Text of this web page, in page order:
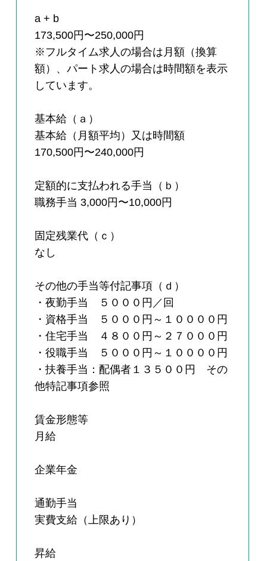
a + b
173,500円〜250,000円
※フルタイム求人の場合は月額（換算
額）、パート求人の場合は時間額を表示
しています。
基本給（ａ）
基本給（月額平均）又は時間額
170,500円〜240,000円
定額的に支払われる手当（ｂ）
職務手当 3,000円〜10,000円
固定残業代（ｃ）
なし
その他の手当等付記事項（ｄ）
・夜勤手当 ５０００円／回
・資格手当 ５０００円～１００００円
・住宅手当 ４８００円～２７０００円
・役職手当 ５０００円～１００００円
・扶養手当：配偶者１３５００円 その
他特記事項参照
賃金形態等
月給
企業年金
通勤手当
実費支給（上限あり）
昇給